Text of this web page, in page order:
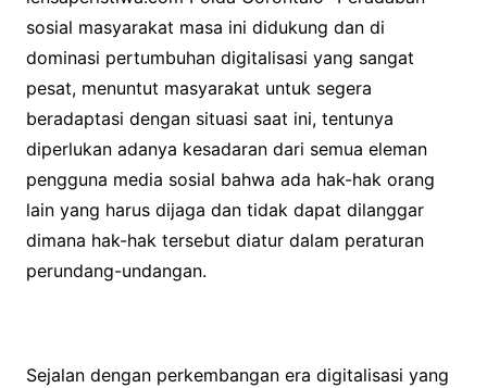
sosial masyarakat masa ini didukung dan di
dominasi pertumbuhan digitalisasi yang sangat
pesat, menuntut masyarakat untuk segera
beradaptasi dengan situasi saat ini, tentunya
diperlukan adanya kesadaran dari semua eleman
pengguna media sosial bahwa ada hak-hak orang
lain yang harus dijaga dan tidak dapat dilanggar
dimana hak-hak tersebut diatur dalam peraturan
perundang-undangan.
Sejalan dengan perkembangan era digitalisasi yang